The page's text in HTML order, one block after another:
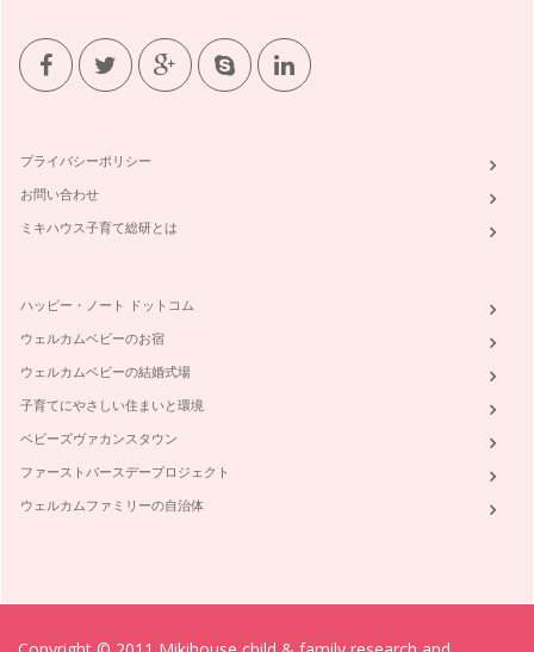
プライバシーポリシー
お問い合わせ
ミキハウス子育て総研とは
ハッピー・ノート ドットコム
ウェルカムベビーのお宿
ウェルカムベビーの結婚式場
子育てにやさしい住まいと環境
ベビーズヴァカンスタウン
ファーストバースデープロジェクト
ウェルカムファミリーの自治体